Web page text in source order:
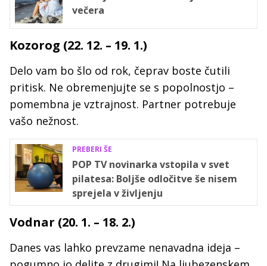
večera
Kozorog (22. 12. – 19. 1.)
Delo vam bo šlo od rok, čeprav boste čutili
pritisk. Ne obremenjujte se s popolnostjo –
pomembna je vztrajnost. Partner potrebuje
vašo nežnost.
PREBERI ŠE
POP TV novinarka vstopila v svet
pilatesa: Boljše odločitve še nisem
sprejela v življenju
Vodnar (20. 1. – 18. 2.)
Danes vas lahko prevzame nenavadna ideja –